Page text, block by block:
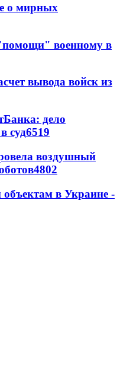
о мирных
военному в
вывода войск из
дело
суд6519
воздушный
4802
в Украине -